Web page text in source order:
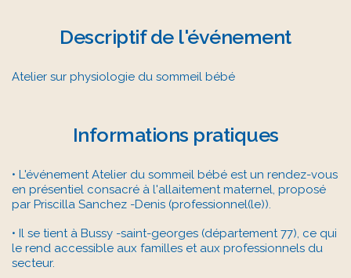
Descriptif de l'événement
Atelier sur physiologie du sommeil bébé
Informations pratiques
• L'événement Atelier du sommeil bébé est un rendez-vous
en présentiel consacré à l'allaitement maternel, proposé
par Priscilla Sanchez -Denis (professionnel(le)).
• Il se tient à Bussy -saint-georges (département 77), ce qui
le rend accessible aux familles et aux professionnels du
secteur.